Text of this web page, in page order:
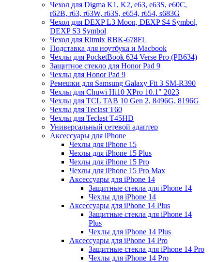
Чехол для Digma K1, K2, e63, e63S, e60C,
r62B, r63, r63W, r63S, e654, r654, s683G
Чехол для DEXP L3 Moon, DEXP S4 Symbol,
DEXP S3 Symbol
Чехол для Ritmix RBK-678FL
Подставка для ноутбука и Macbook
Чехлы для PocketBook 634 Verse Pro (PB634)
Защитное стекло для Honor Pad 9
Чехлы для Honor Pad 9
Ремешки для Samsung Galaxy Fit 3 SM-R390
Чехлы для Chuwi Hi10 XPro 10.1" 2023
Чехлы для TCL TAB 10 Gen 2, 8496G, 8196G
Чехлы для Teclast T60
Чехлы для Teclast T45HD
Универсальный сетевой адаптер
Аксессуары для iPhone
Чехлы для iPhone 15
Чехлы для iPhone 15 Plus
Чехлы для iPhone 15 Pro
Чехлы для iPhone 15 Pro Max
Аксессуары для iPhone 14
Защитные стекла для iPhone 14
Чехлы для iPhone 14
Аксессуары для iPhone 14 Plus
Защитные стекла для iPhone 14
Plus
Чехлы для iPhone 14 Plus
Аксессуары для iPhone 14 Pro
Защитные стекла для iPhone 14 Pro
Чехлы для iPhone 14 Pro